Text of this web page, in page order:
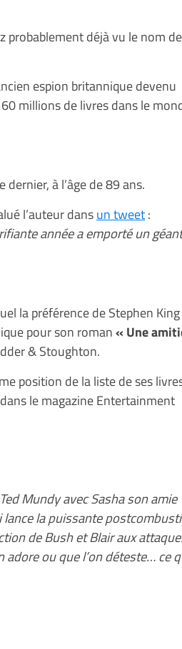
probablement déjà vu le nom de
espion britannique devenu
millions de livres dans le
à l’âge de 89 ans.
l’auteur dansun tweet:
année a emporté un géant
la préférence de Stephen King
pour son roman« Une
& Stoughton.
position de la liste de ses
le magazine Entertainment
Mundy avec Sasha son amie
lance la puissante
de Bush et Blair aux
adore ou que l’on déteste… ce